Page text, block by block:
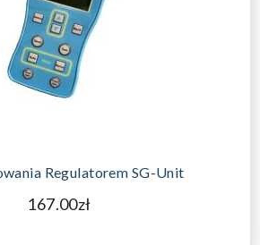
Regulatorem SG-Unit
167.00zł